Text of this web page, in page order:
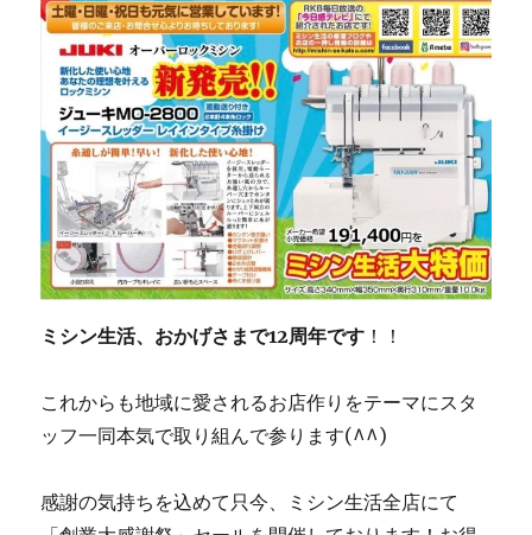
ミシン生活、おかげさまで12周年です ！！
これからも地域に愛されるお店作りをテーマにスタ
ッフ一同本気で取り組んで参ります(^^)
感謝の気持ちを込めて只今、ミシン生活全店にて